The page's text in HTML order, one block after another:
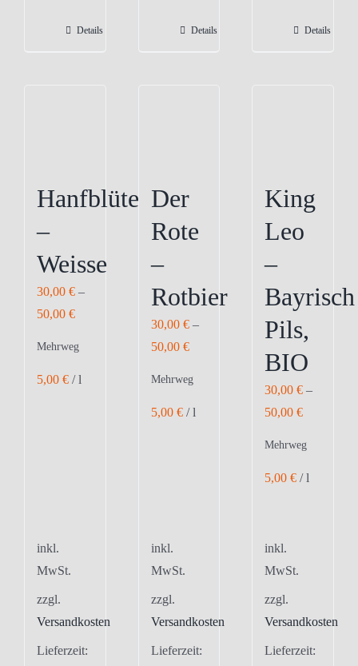
Details
Varianten
gewählt
werden
Details
Varianten
gewählt
werden
Details
Hanfblüte
–
Weisse
30,00 € –
50,00 €
Mehrweg
5,00 € /l
inkl.
MwSt.
zzgl.
Versandkosten
Lieferzeit:
Der
Rote
–
Rotbier
30,00 €–
50,00 €
Mehrweg
5,00 €/l
inkl.
MwSt.
zzgl.
Versandkosten
Lieferzeit:
King
Leo
–
Bayrisch
Pils,
BIO
30,00€ –
50,00€
Mehrweg
5,00€ /l
inkl.
MwSt.
zzgl.
Versandkosten
Lieferzeit: